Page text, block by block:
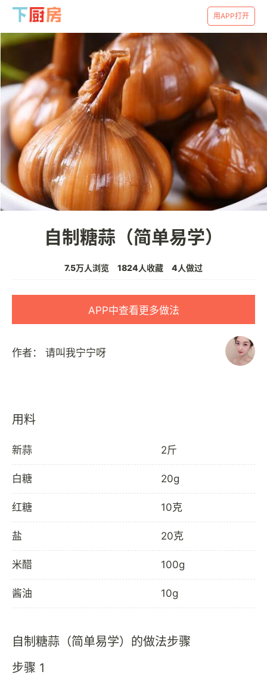
用APP打开
自制糖蒜（简单易学）
7.5万人浏览 1824人收藏 4人做过
APP中查看更多做法
作者： 请叫我宁宁呀
用料
新蒜 2斤
白糖 20g
红糖 10克
盐 20克
米醋 100g
酱油 10g
自制糖蒜（简单易学）的做法步骤
步骤 1